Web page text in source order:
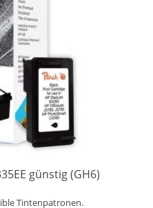
günstig (GH6)
Tintenpatronen.